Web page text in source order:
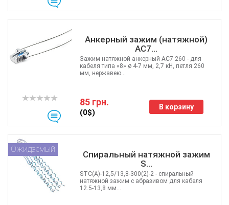
Анкерный зажим (натяжной)
AC7...
85 грн.
(0$)
В корзину
Зажим натяжной анкерный AC7 260 - для
кабеля типа «8» ø 4-7 мм, 2,7 кН, петля 260
мм, нержавею...
Спиральный натяжной зажим
S...
Ожидаемый
STC(А)-12,5/13,8-300(2)-2 - cпиральный
натяжной зажим c абразивом для кабеля
12.5-13,8 мм...